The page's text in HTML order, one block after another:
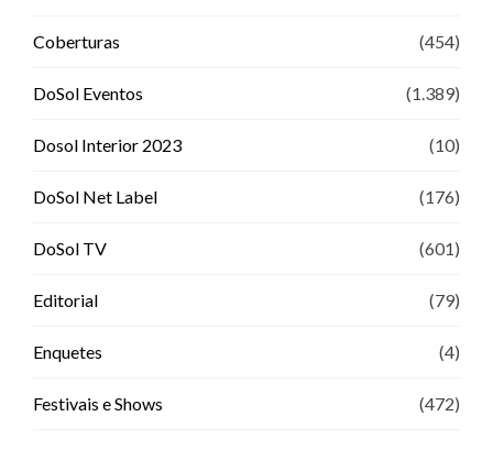
Coberturas (454)
DoSol Eventos (1.389)
Dosol Interior 2023 (10)
DoSol Net Label (176)
DoSol TV (601)
Editorial (79)
Enquetes (4)
Festivais e Shows (472)